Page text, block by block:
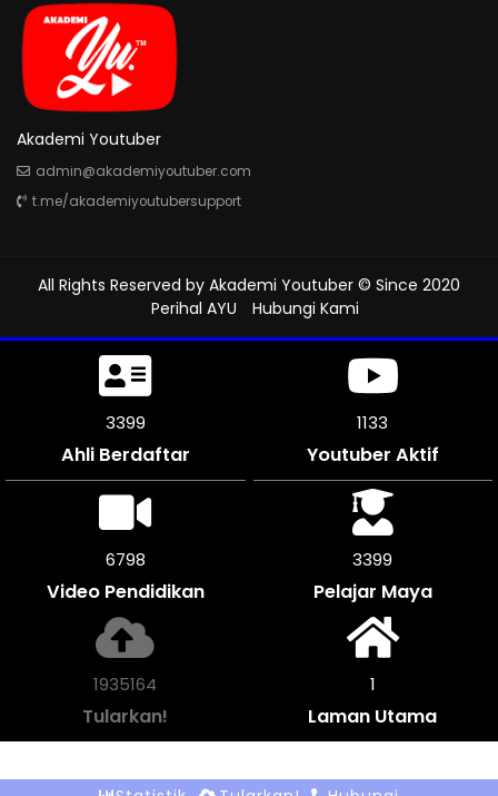
Akademi Youtuber
admin@akademiyoutuber.com
t.me/akademiyoutubersupport
All Rights Reserved by Akademi Youtuber © Since 2020
Perihal AYU
Hubungi Kami
3816
Ahli Berdaftar
1272
Youtuber Aktif
7632
Video Pendidikan
3816
Pelajar Maya
2170868
Tularkan!
1
Laman Utama